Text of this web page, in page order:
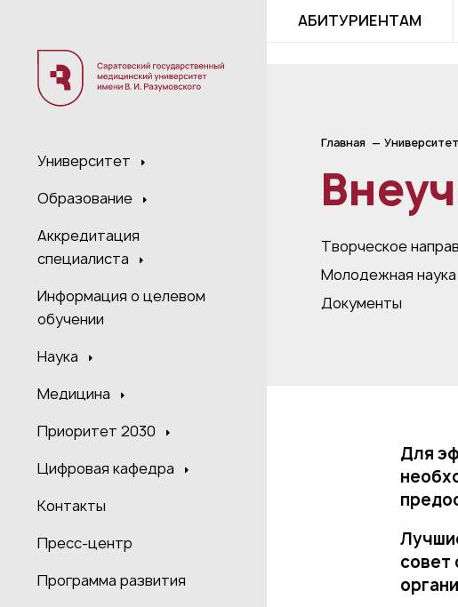
Университет
Образование
Аккредитация
специалиста
Информация о целевом
обучении
Наука
Медицина
Приоритет 2030
Цифровая кафедра
Контакты
Пресс-центр
Программа развития
АБИТУРИЕНТАМ
Главная Университет
Творческое
Молодежная наука
Документы
Для
совет